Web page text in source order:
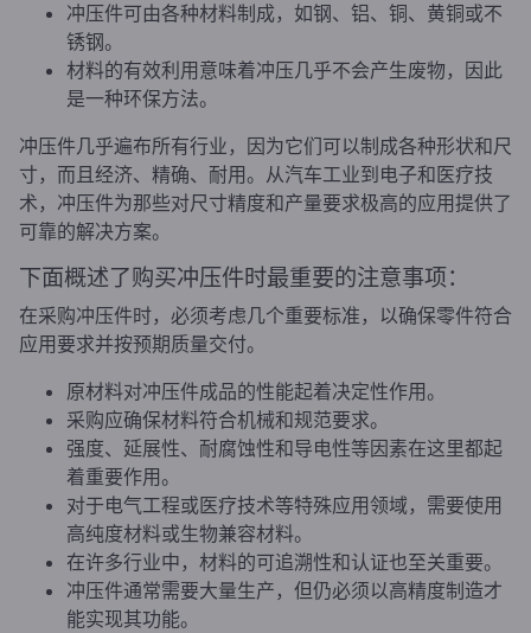
冲压件可由各种材料制成，如钢、铝、铜、黄铜或不
锈钢。
材料的有效利用意味着冲压几乎不会产生废物，因此
是一种环保方法。
冲压件几乎遍布所有行业，因为它们可以制成各种形状和尺
寸，而且经济、精确、耐用。从汽车工业到电子和医疗技
术，冲压件为那些对尺寸精度和产量要求极高的应用提供了
可靠的解决方案。
下面概述了购买冲压件时最重要的注意事项：
在采购冲压件时，必须考虑几个重要标准，以确保零件符合
应用要求并按预期质量交付。
原材料对冲压件成品的性能起着决定性作用。
采购应确保材料符合机械和规范要求。
强度、延展性、耐腐蚀性和导电性等因素在这里都起
着重要作用。
对于电气工程或医疗技术等特殊应用领域，需要使用
高纯度材料或生物兼容材料。
在许多行业中，材料的可追溯性和认证也至关重要。
冲压件通常需要大量生产，但仍必须以高精度制造才
能实现其功能。